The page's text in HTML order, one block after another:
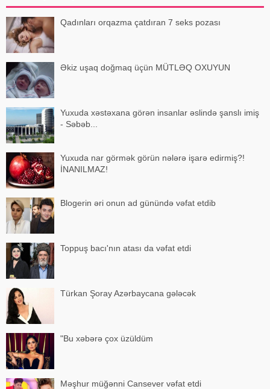
Qadınları orqazma çatdıran 7 seks pozası
Əkiz uşaq doğmaq üçün MÜTLƏQ OXUYUN
Yuxuda xəstəxana görən insanlar əslində şanslı imiş
- Səbəb...
Yuxuda nar görmək görün nələrə işarə edirmiş?!
İNANILMAZ!
Blogerin əri onun ad günündə vəfat etdib
Toppuş bacı'nın atası da vəfat etdi
Türkan Şoray Azərbaycana gələcək
"Bu xəbərə çox üzüldüm
Məşhur müğənni Cansever vəfat etdi